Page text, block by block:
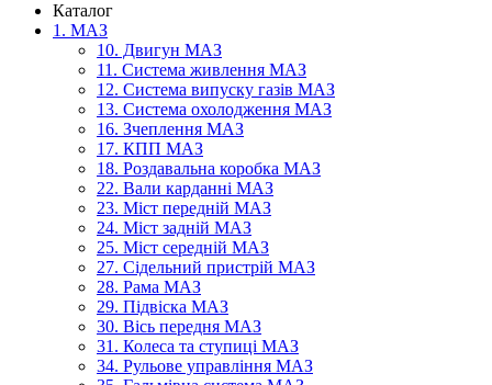
Каталог
1. МАЗ
10. Двигун МАЗ
11. Система живлення МАЗ
12. Система випуску газів МАЗ
13. Система охолодження МАЗ
16. Зчеплення МАЗ
17. КПП МАЗ
18. Роздавальна коробка МАЗ
22. Вали карданні МАЗ
23. Міст передній МАЗ
24. Міст задній МАЗ
25. Міст середній МАЗ
27. Сідельний пристрій МАЗ
28. Рама МАЗ
29. Підвіска МАЗ
30. Вісь передня МАЗ
31. Колеса та ступиці МАЗ
34. Рульове управління МАЗ